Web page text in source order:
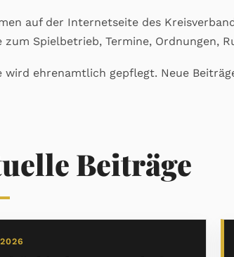
auf der Internetseite des
zum Spielbetrieb, Termine, Ordnungen,
wird ehrenamtlich gepflegt. Neue
Beiträge